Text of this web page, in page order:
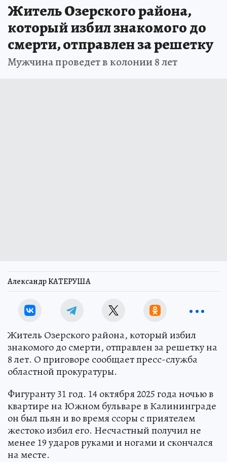
Житель Озерского района,
который избил знакомого до
смерти, отправлен за решетку
Мужчина проведет в колонии 8 лет
Александр КАТЕРУША
Житель Озерского района, который избил
знакомого до смерти, отправлен за решетку на
8 лет. О приговоре сообщает пресс-служба
областной прокуратуры.
Фигуранту 31 год. 14 октября 2025 года ночью в
квартире на Южном бульваре в Калининграде
он был пьян и во время ссоры с приятелем
жестоко избил его. Несчастный получил не
менее 19 ударов руками и ногами и скончался
на месте.